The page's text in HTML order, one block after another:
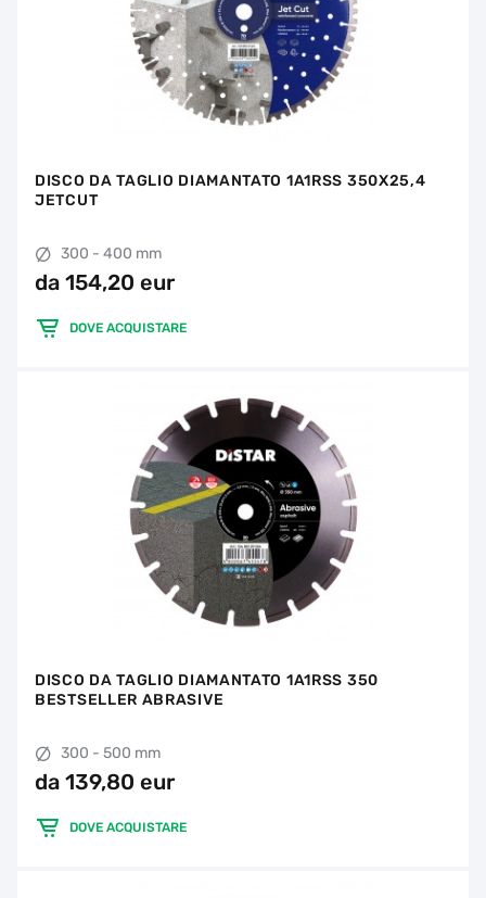
DISCO DA TAGLIO DIAMANTATO 1A1RSS 350X25,4
JETCUT
300 - 400 mm
da 154,20 eur
DOVE ACQUISTARE
DISCO DA TAGLIO DIAMANTATO 1A1RSS 350
BESTSELLER ABRASIVE
300 - 500 mm
da 139,80 eur
DOVE ACQUISTARE